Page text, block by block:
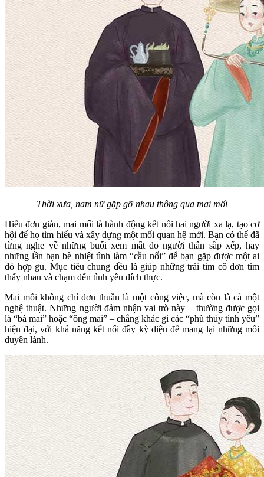
Thời xưa, nam nữ gặp gỡ nhau thông qua mai mối
Hiểu đơn giản, mai mối là hành động kết nối hai người xa lạ, tạo cơ
hội để họ tìm hiểu và xây dựng một mối quan hệ mới. Bạn có thể đã
từng nghe về những buổi xem mắt do người thân sắp xếp, hay
những lần bạn bè nhiệt tình làm “cầu nối” để bạn gặp được một ai
đó hợp gu. Mục tiêu chung đều là giúp những trái tim cô đơn tìm
thấy nhau và chạm đến tình yêu đích thực.
Mai mối không chỉ đơn thuần là một công việc, mà còn là cả một
nghệ thuật. Những người đảm nhận vai trò này – thường được gọi
là “bà mai” hoặc “ông mai” – chẳng khác gì các “phù thủy tình yêu”
hiện đại, với khả năng kết nối đầy kỳ diệu để mang lại những mối
duyên lành.